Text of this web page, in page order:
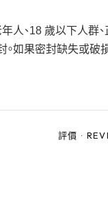
、18 歲以下人群
如果密封缺失或破
評價 ·